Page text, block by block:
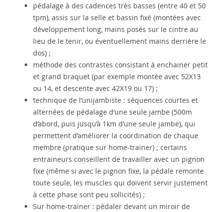
pédalage à des cadences très basses (entre 40 et 50
tpm), assis sur la selle et bassin fixé (montées avec
développement long, mains posés sur le cintre au
lieu de le tenir, ou éventuellement mains derrière le
dos) ;
méthode des contrastes consistant à enchainer petit
et grand braquet (par exemple montée avec 52X13
ou 14, et descente avec 42X19 ou 17) ;
technique de l’unijambiste : séquences courtes et
alternées de pédalage d’une seule jambe (500m
d’abord, puis jusqu’à 1km d’une seule jambe), qui
permettent d’améliorer la coordination de chaque
membre (pratique sur home-trainer) ; certains
entraineurs conseillent de travailler avec un pignon
fixe (même si avec le pignon fixe, la pédale remonte
toute seule, les muscles qui doivent servir justement
à cette phase sont peu sollicités) ;
Sur home-trainer : pédaler devant un miroir de